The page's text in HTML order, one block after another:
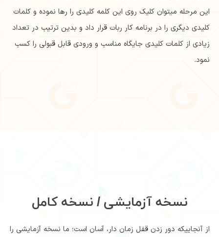
این مرحله میتوان کلیک روی این کلمه کلیدی را رها نموده و کلمات
کلیدی دیگری را در برنامه کار ربات قرار داد و بدین ترتیب در تعداد
زیادی از کلمات کلیدی جایگاه مناسب و ورودی قابل قبولی را کسب
نمود.
نسخه آزمایشی / نسخه کامل
از آنجاییکه دور زدن قفل زمان دار، آسان است؛ ما نسخه آزمایشی را